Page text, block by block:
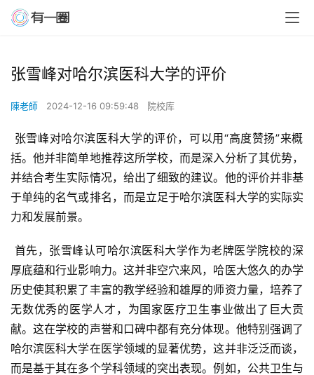
张雪峰对哈尔滨医科大学的评价
陳老師 2024-12-16 09:59:48 院校库
括。他并非简单地推荐这所学校，而是深入分析了其优势，
并结合考生实际情况，给出了细致的建议。他的评价并非基
于单纯的名气或排名，而是立足于哈尔滨医科大学的实际实
力和发展前景。
厚底蕴和行业影响力。这并非空穴来风，哈医大悠久的办学
历史使其积累了丰富的教学经验和雄厚的师资力量，培养了
无数优秀的医学人才，为国家医疗卫生事业做出了巨大贡
献。这在学校的声誉和口碑中都有充分体现。他特别强调了
哈尔滨医科大学在医学领域的显著优势，这并非泛泛而谈，
而是基于其在多个学科领域的突出表现。例如，公共卫生与